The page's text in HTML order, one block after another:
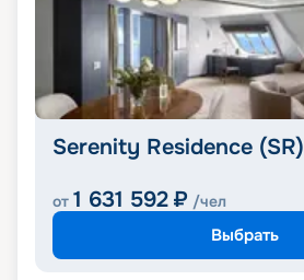
Serenity Residence (SR)
от 1 631 592 ₽ /чел
Выбрать